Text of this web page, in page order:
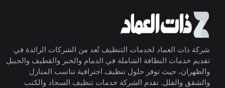
شركة ذات العماد لخدمات التنظيف تُعد من الشركات الرائدة في
تقديم خدمات النظافة الشاملة في الدمام والخبر والقطيف والجبيل
والظهران، حيث توفر حلول تنظيف احترافية تناسب المنازل
والشقق والفلل. تقدم الشركة خدمات تنظيف السجاد والكنب